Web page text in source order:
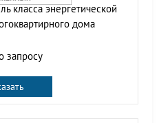
класса энергетической
дома
запросу